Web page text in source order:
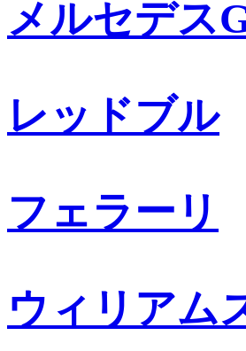
メルセデス
レッドブル
フェラーリ
ウィリアム